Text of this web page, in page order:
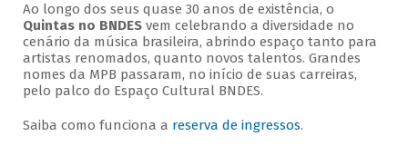
Ao longo dos seus quase 30 anos de existência, o
Quintas no BNDESvem celebrando a diversidade no
cenário da música brasileira, abrindo espaço tanto para
artistas renomados, quanto novos talentos. Grandes
nomes da MPB passaram, no início de suas carreiras,
pelo palco do Espaço Cultural BNDES.
Saiba como funciona a reserva de ingressos.